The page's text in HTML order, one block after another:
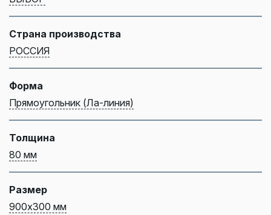
Страна производства
РОССИЯ
Форма
Прямоугольник (Ла-линия)
Толщина
80 мм
Размер
900х300 мм